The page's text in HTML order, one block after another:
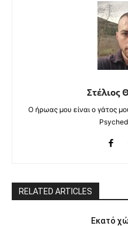
Στέλιος
Ο ήρωας μου είναι ο γάτος
RELATED ARTICLES
Εκατό